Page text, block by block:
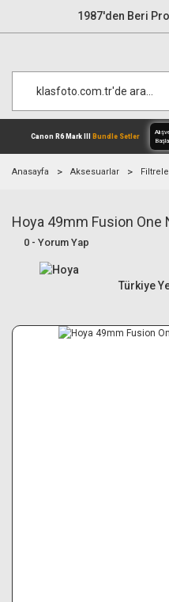
1987'den Beri
Canon R6 Mark III
Anasayfa Aksesuarlar
Hoya 49mm Fusion One
0 - Yorum Yap
Türkiye